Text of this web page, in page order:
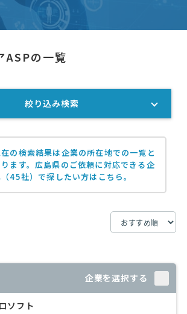
ASPの一覧
の検索結果は企業の所在地での一覧と
ます。広島県のご依頼に対応できる企
45社）で探したい方はこちら。
企業を選択する
ソフト
絞り込み検索